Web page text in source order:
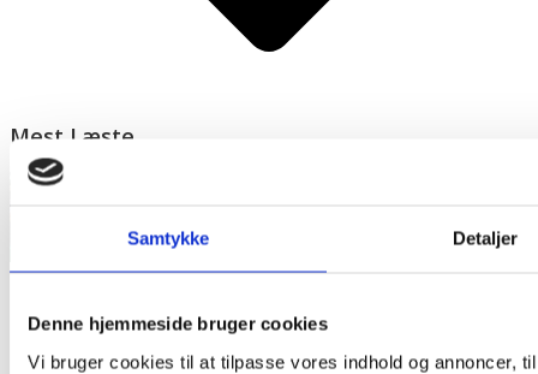
Samtykke Detaljer
Denne hjemmeside bruger cookies
Vi bruger cookies til at tilpasse vores indhold og annoncer,
Mest Læste